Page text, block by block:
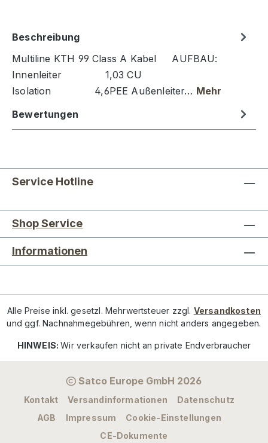
Beschreibung
Multiline KTH 99 Class A Kabel AUFBAU:
Innenleiter 1,03 CU
Isolation 4,6PEE Außenleiter… Mehr
Bewertungen
Service Hotline
Shop Service
Informationen
Alle Preise inkl. gesetzl. Mehrwertsteuer zzgl. Versandkosten
und ggf. Nachnahmegebühren, wenn nicht anders angegeben.
HINWEIS:Wir verkaufen nicht an private Endverbraucher
Satco Europe GmbH 2026
Kontakt Versandinformationen
Datenschutz
AGB
Impressum
Cookie-Einstellungen
CE-Dokumente